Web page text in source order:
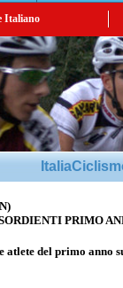
Italiano
PRIMO
atlete del primo anno